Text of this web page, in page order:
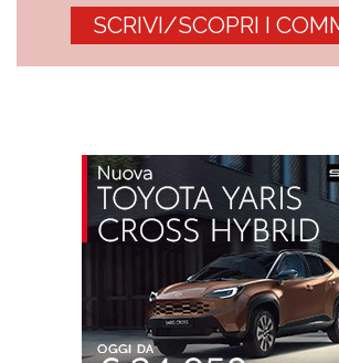
SCRIVI/SCOPRI I